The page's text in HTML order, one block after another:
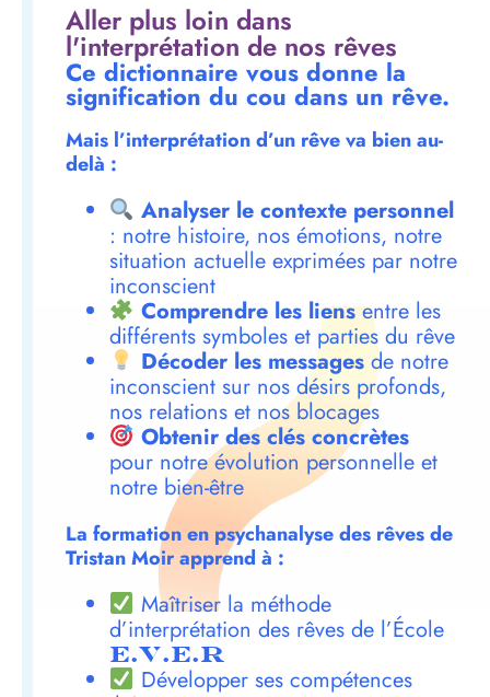
Aller plus loin dans
l'interprétation de nos rêves
Ce dictionnaire vous donne la
signification du cou dans un rêve.
Mais l’interprétation d’un rêve va bien au-
delà :
Analyser le contexte personnel
: notre histoire, nos émotions, notre
situation actuelle exprimées par notre
inconscient
Comprendre les liensentre les
différents symboles et parties du rêve
Décoder les messagesde notre
inconscient sur nos désirs profonds,
nos relations et nos blocages
Obtenir des clés concrètes
pour notre évolution personnelle et
notre bien-être
La formation en psychanalyse des rêves de
Tristan Moir apprend à :
Maîtriser la méthode
d’interprétation des rêves de l’École
E.V.E.R
Développer ses compétences